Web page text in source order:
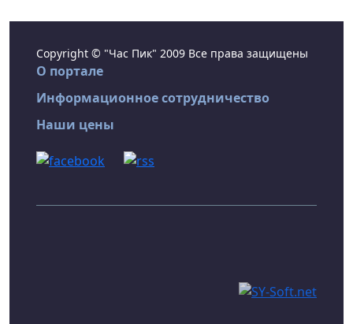
Copyright © "Час Пик" 2009 Все права защищены
О портале
Информационное сотрудничество
Наши цены